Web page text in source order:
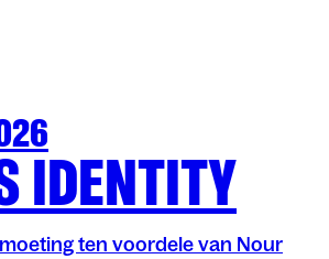
IDENTITY
ten voordele van Nour